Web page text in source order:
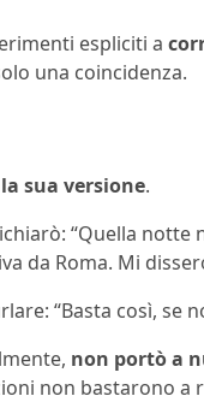
espliciti a
una coincidenza.
sua versione.
“Quella
da Roma. Mi
“Basta così, se
non portò a
non bastarono a